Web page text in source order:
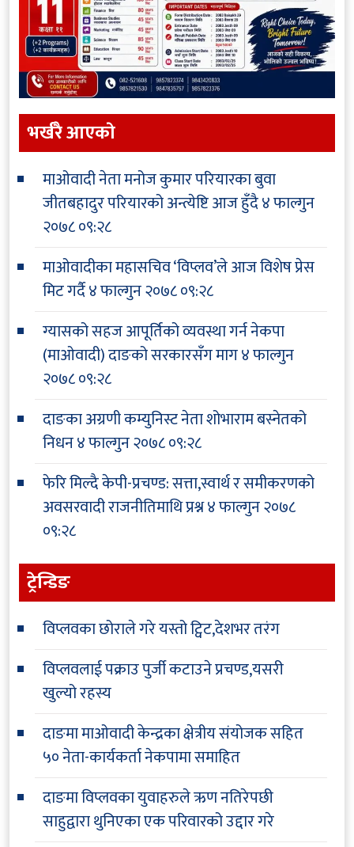
भर्खरै आएकाे
माओवादी नेता मनोज कुमार परियारका बुवा
जीतबहादुर परियारको अन्त्येष्टि आज हुँदै४ फाल्गुन
२०७८ ०९:२८
माओवादीका महासचिव ‘विप्लव’ले आज विशेष प्रेस
मिट गर्दै४ फाल्गुन २०७८ ०९:२८
ग्यासको सहज आपूर्तिको व्यवस्था गर्न नेकपा
(माओवादी) दाङको सरकारसँग माग४ फाल्गुन
२०७८ ०९:२८
दाङका अग्रणी कम्युनिस्ट नेता शोभाराम बस्नेतको
निधन४ फाल्गुन २०७८ ०९:२८
फेरि मिल्दै केपी-प्रचण्ड: सत्ता,स्वार्थ र समीकरणको
अवसरवादी राजनीतिमाथि प्रश्न४ फाल्गुन २०७८
०९:२८
ट्रेन्डिङ
विप्लवका छोराले गरे यस्तो ट्विट,देशभर तरंग
विप्लवलाई पक्राउ पुर्जी कटाउने प्रचण्ड,यसरी
खुल्यो रहस्य
दाङमा माओवादी केन्द्रका क्षेत्रीय संयोजक सहित
५० नेता-कार्यकर्ता नेकपामा समाहित
दाङमा विप्लवका युवाहरुले ऋण नतिरेपछी
साहुद्वारा थुनिएका एक परिवारको उद्दार गरे